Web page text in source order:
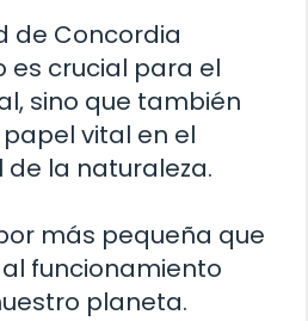
de Concordia
es crucial para el
sino que también
vital en el
la naturaleza.
más pequeña que
funcionamiento
planeta.